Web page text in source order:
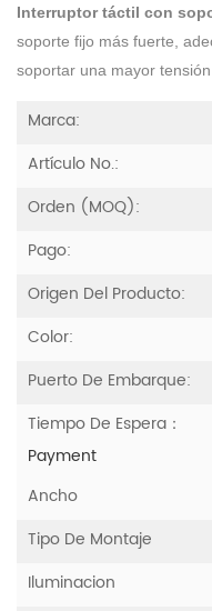
Interruptor táctil con
soporte fijo más fuerte,
soportar una mayor tensión
Marca:
Artículo No.:
Orden (MOQ):
Pago:
Origen Del Producto:
Color:
Puerto De Embarque:
Tiempo De Espera：
Payment
Ancho
Tipo De Montaje
Iluminacion